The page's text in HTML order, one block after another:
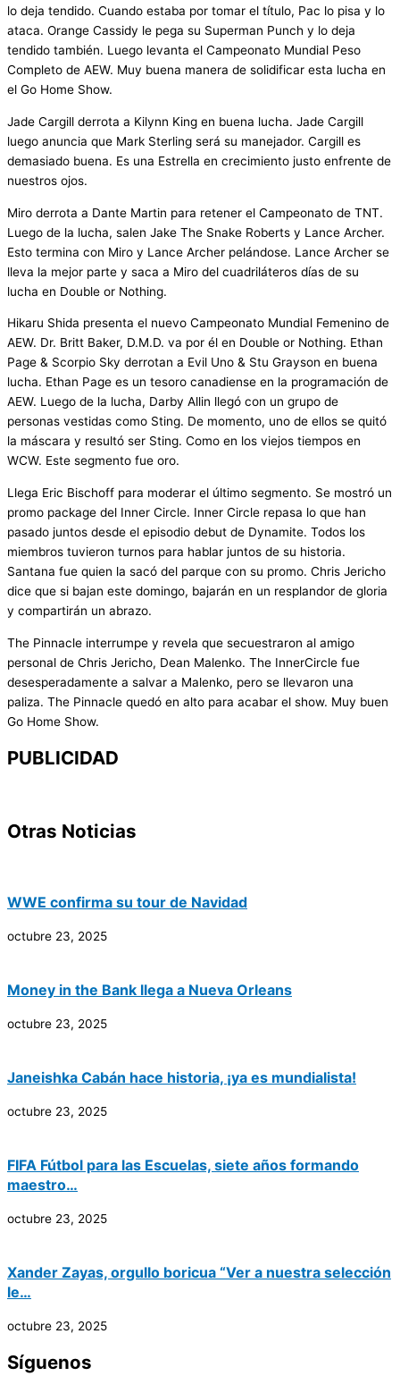
lo deja tendido. Cuando estaba por tomar el título, Pac lo pisa y lo
ataca. Orange Cassidy le pega su Superman Punch y lo deja
tendido también. Luego levanta el Campeonato Mundial Peso
Completo de AEW. Muy buena manera de solidificar esta lucha en
el Go Home Show.
Jade Cargill derrota a Kilynn King en buena lucha. Jade Cargill
luego anuncia que Mark Sterling será su manejador. Cargill es
demasiado buena. Es una Estrella en crecimiento justo enfrente de
nuestros ojos.
Miro derrota a Dante Martin para retener el Campeonato de TNT.
Luego de la lucha, salen Jake The Snake Roberts y Lance Archer.
Esto termina con Miro y Lance Archer pelándose. Lance Archer se
lleva la mejor parte y saca a Miro del cuadriláteros días de su
lucha en Double or Nothing.
Hikaru Shida presenta el nuevo Campeonato Mundial Femenino de
AEW. Dr. Britt Baker, D.M.D. va por él en Double or Nothing. Ethan
Page & Scorpio Sky derrotan a Evil Uno & Stu Grayson en buena
lucha. Ethan Page es un tesoro canadiense en la programación de
AEW. Luego de la lucha, Darby Allin llegó con un grupo de
personas vestidas como Sting. De momento, uno de ellos se quitó
la máscara y resultó ser Sting. Como en los viejos tiempos en
WCW. Este segmento fue oro.
Llega Eric Bischoff para moderar el último segmento. Se mostró un
promo package del Inner Circle. Inner Circle repasa lo que han
pasado juntos desde el episodio debut de Dynamite. Todos los
miembros tuvieron turnos para hablar juntos de su historia.
Santana fue quien la sacó del parque con su promo. Chris Jericho
dice que si bajan este domingo, bajarán en un resplandor de gloria
y compartirán un abrazo.
The Pinnacle interrumpe y revela que secuestraron al amigo
personal de Chris Jericho, Dean Malenko. The InnerCircle fue
desesperadamente a salvar a Malenko, pero se llevaron una
paliza. The Pinnacle quedó en alto para acabar el show. Muy buen
Go Home Show.
PUBLICIDAD
Otras Noticias
WWE confirma su tour de Navidad
octubre 23, 2025
Money in the Bank llega a Nueva Orleans
octubre 23, 2025
Janeishka Cabán hace historia, ¡ya es mundialista!
octubre 23, 2025
FIFA Fútbol para las Escuelas, siete años formando
maestro…
octubre 23, 2025
Xander Zayas, orgullo boricua “Ver a nuestra selección
le…
octubre 23, 2025
Síguenos